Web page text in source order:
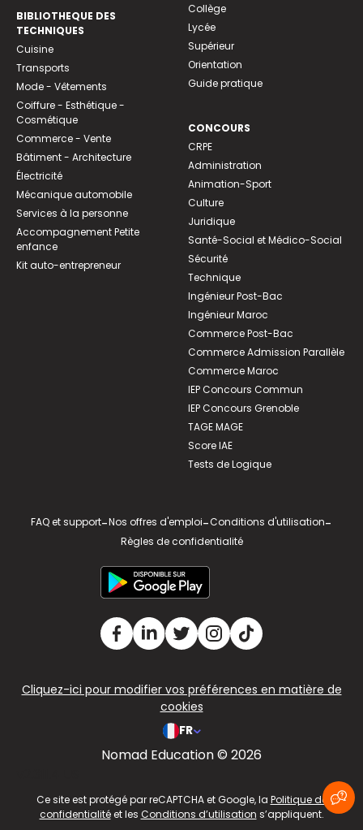
BIBLIOTHEQUE DES
TECHNIQUES
Cuisine
Transports
Mode - Vêtements
Coiffure - Esthétique -
Cosmétique
Commerce - Vente
Bâtiment - Architecture
Électricité
Mécanique automobile
Services à la personne
Accompagnement Petite
enfance
Kit auto-entrepreneur
Collège
Lycée
Supérieur
Orientation
Guide pratique
CONCOURS
CRPE
Administration
Animation-Sport
Culture
Juridique
Santé-Social et Médico-Social
Sécurité
Technique
Ingénieur Post-Bac
Ingénieur Maroc
Commerce Post-Bac
Commerce Admission Parallèle
Commerce Maroc
IEP Concours Commun
IEP Concours Grenoble
TAGE MAGE
Score IAE
Tests de Logique
FAQ et support-Nos offres d'emploi-Conditions d'utilisation-
Règles de confidentialité
Cliquez-ici pour modifier vos préférences en matière de
cookies
FR
Nomad Education © 2026
Ce site est protégé par reCAPTCHA et Google, la Politique de
confidentialitéet les Conditions d’utilisation s’appliquent.